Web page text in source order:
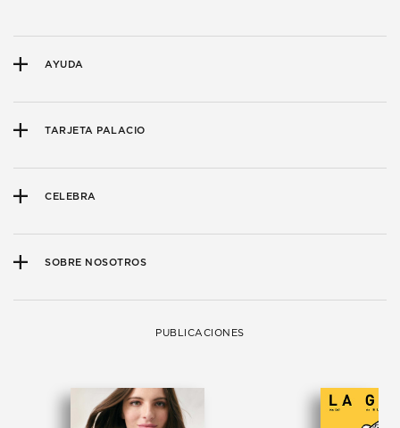
AYUDA
TARJETA PALACIO
CELEBRA
SOBRE NOSOTROS
PUBLICACIONES